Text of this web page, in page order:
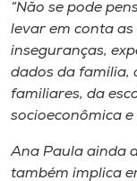
“Não se pode
levar em conta as
inseguranças,
dados da família,
familiares, da
socioeconômica e
Ana Paula ainda
também implica